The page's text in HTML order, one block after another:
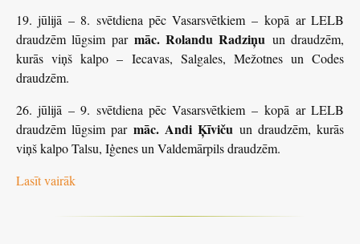
19. jūlijā – 8. svētdiena pēc Vasarsvētkiem – kopā ar LELB
draudzēm lūgsim par māc. Rolandu Radziņu un draudzēm,
kurās viņš kalpo – Iecavas, Salgales, Mežotnes un Codes
draudzēm.
26. jūlijā – 9. svētdiena pēc Vasarsvētkiem – kopā ar LELB
draudzēm lūgsim par māc. Andi Ķīviču un draudzēm, kurās
viņš kalpo Talsu, Iģenes un Valdemārpils draudzēm.
Lasīt vairāk